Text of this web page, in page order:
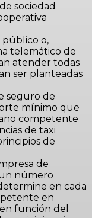
sociedad
público o,
telemático de
atender todas
ser planteadas
seguro de
mínimo que
competente
de taxi
de
de
número
en cada
en
función del